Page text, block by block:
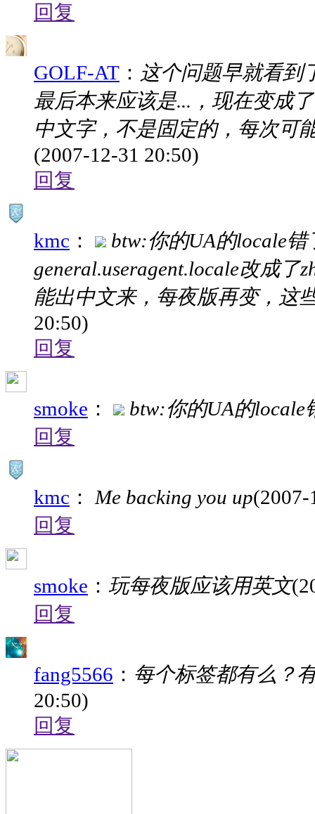
回复
GOLF-AT ： 这个问题早就看到
最后本来应该是...，现在变成
中文字，不是固定的，每次可
(2007-12-31 20:50)
回复
kmc ：
btw:你的UA的locale
general.useragent.locale改成
能出中文来，每夜版再变，这
20:50)
回复
smoke ：
btw:你的UA的
回复
kmc ： Me backing you up(2007-
回复
smoke ： 玩每夜版应该用英文
回复
fang5566 ： 每个标签都有么？
20:50)
回复